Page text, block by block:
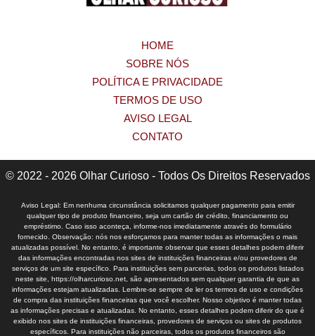
HOME
SOBRE NÓS
POLÍTICA E PRIVACIDADE
TERMOS DE USO
AVISO LEGAL
CONTATO
© 2022 - 2026 Olhar Curioso - Todos Os Direitos Reservados
Aviso Legal: Em nenhuma circunstância solicitamos qualquer pagamento para emitir
qualquer tipo de produto financeiro, seja um cartão de crédito, financiamento ou
empréstimo. Caso isso aconteça, informe-nos imediatamente através do formulário
fornecido. Observação: nós nos esforçamos para manter todas as informações o mais
atualizadas possível. No entanto, é importante observar que esses detalhes podem diferir
das informações encontradas nos sites de instituições financeiras e/ou provedores de
serviços de um site específico. Para instituições sem parcerias, todos os produtos listados
neste site, https://olharcurioso.net, são apresentados sem qualquer garantia de que as
informações estejam atualizadas. Lembre-se sempre de ler os termos de uso e condições
de compra das instituições financeiras que você escolher. Nosso objetivo é manter todas
as informações precisas e atualizadas. No entanto, esses detalhes podem diferir do que é
exibido nos sites de instituições financeiras, provedores de serviços ou sites de produtos
específicos. Para instituições não parceiras, todos os produtos financeiros são